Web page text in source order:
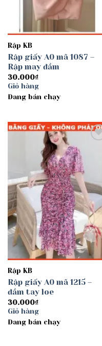
Rập KB
Rập giấy A0 mã 1087 –
Rập may đầm
30.000₫
Giỏ hàng
Đang bán chạy
wishlist
Rập KB
Rập giấy A0 mã 1215 –
đầm tay loe
30.000₫
Giỏ hàng
Đang bán chạy